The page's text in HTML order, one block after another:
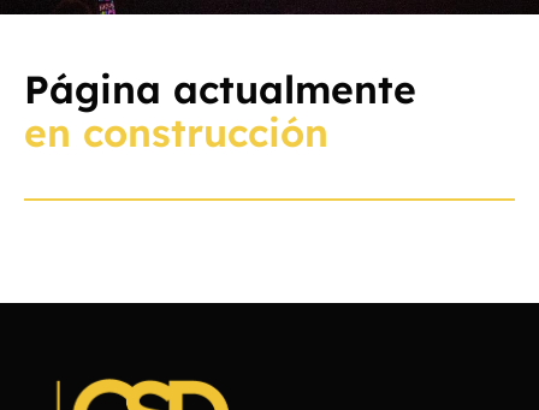
Página actualmente
en construcción